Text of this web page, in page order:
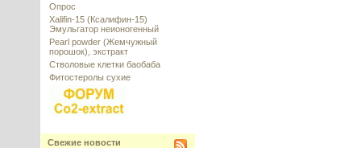
Опрос
Xalifin-15 (Ксалифин-15)
Эмульгатор неионогенный
Pearl powder (Жемчужный
порошок), экстракт
Стволовые клетки баобаба
Фитостеролы сухие
Свежие новости